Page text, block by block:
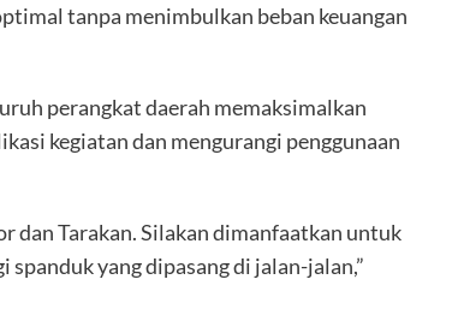
tanpa menimbulkan beban keuangan
perangkat daerah memaksimalkan
kegiatan dan mengurangi penggunaan
dan Tarakan. Silakan dimanfaatkan untuk
spanduk yang dipasang di jalan-jalan,”